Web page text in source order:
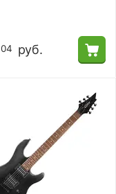
04 руб.